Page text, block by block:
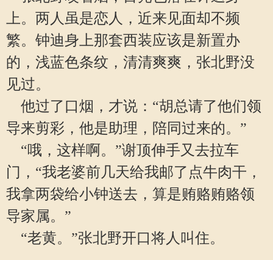
上。两人虽是恋人，近来见面却不频
繁。钟迪身上那套西装应该是新置办
的，浅蓝色条纹，清清爽爽，张北野没
见过。
他过了口烟，才说：“胡总请了他们领
导来剪彩，他是助理，陪同过来的。”
“哦，这样啊。”谢顶伸手又去拉车
门，“我老婆前几天给我邮了点牛肉干，
我拿两袋给小钟送去，算是贿赂贿赂领
导家属。”
“老黄。”张北野开口将人叫住。